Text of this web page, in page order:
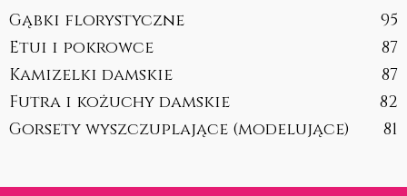
Gąbki florystyczne
95
Etui i pokrowce
87
Kamizelki damskie
87
Futra i kożuchy damskie
82
Gorsety wyszczuplające (modelujące)
81